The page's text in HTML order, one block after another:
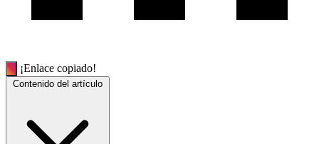
¡Enlace copiado!
Contenido del artículo